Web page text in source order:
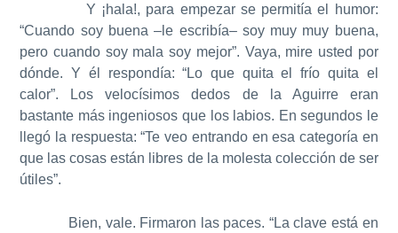
Y ¡hala!, para empezar se permitía el humor:
“Cuando soy buena –le escribía– soy muy muy buena,
pero cuando soy mala soy mejor”. Vaya, mire usted por
dónde. Y él respondía: “Lo que quita el frío quita el
calor”. Los velocísimos dedos de la Aguirre eran
bastante más ingeniosos que los labios. En segundos le
llegó la respuesta: “Te veo entrando en esa categoría en
que las cosas están libres de la molesta colección de ser
útiles”.
Bien, vale. Firmaron las paces. “La clave está en